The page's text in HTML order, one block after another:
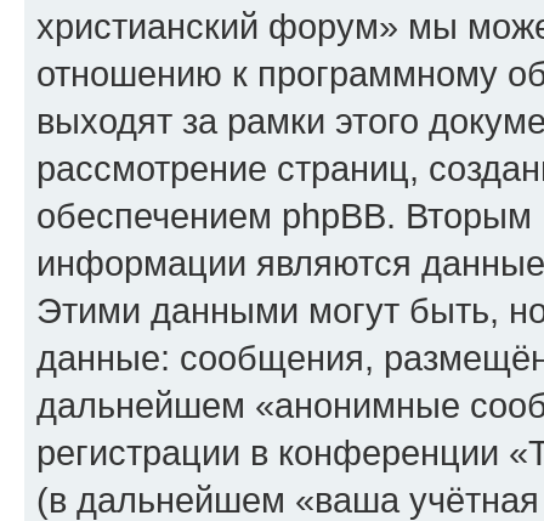
христианский форум» мы
отношению к программному
выходят за рамки этого
рассмотрение страниц,
обеспечением phpBB.
информации являются
Этими данными могут быть,
данные: сообщения,
дальнейшем «анонимные
регистрации в конференции
(в дальнейшем «ваша